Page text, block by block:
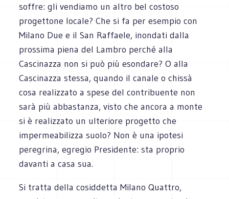
soffre: gli vendiamo un altro bel costoso
progettone locale? Che si fa per esempio con
Milano Due e il San Raffaele, inondati dalla
prossima piena del Lambro perché alla
Cascinazza non si può più esondare? O alla
Cascinazza stessa, quando il canale o chissà
cosa realizzato a spese del contribuente non
sarà più abbastanza, visto che ancora a monte
si è realizzato un ulteriore progetto che
impermeabilizza suolo? Non è una ipotesi
peregrina, egregio Presidente: sta proprio
davanti a casa sua.
Si tratta della cosiddetta Milano Quattro,